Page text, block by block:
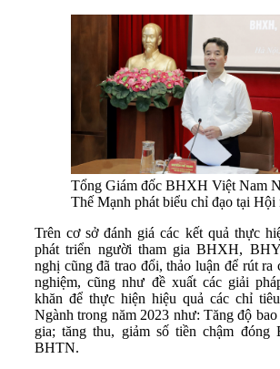
Tổng Giám đốc BHXH Việt Nam
Thế Mạnh phát biểu chỉ đạo tại Hội
Trên cơ sở đánh giá các kết quả thực
phát triển người tham gia BHXH,
nghị cũng đã trao đổi, thảo luận để rút ra
nghiệm, cũng như đề xuất các giải
khăn để thực hiện hiệu quả các chỉ
Ngành trong năm 2023 như: Tăng độ
gia; tăng thu, giảm số tiền chậm
BHTN.